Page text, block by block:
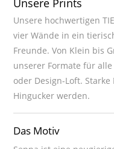
Unsere hochwertigen
vier Wände in ein
Freunde. Von Klein bis
unserer Formate für
oder Design-Loft.
Hingucker werden.
Das Motiv